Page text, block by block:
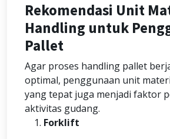
Rekomendasi Unit
Handling untuk
Pallet
Agar proses handling pallet
optimal, penggunaan unit
yang tepat juga menjadi faktor
aktivitas gudang.
Forklift